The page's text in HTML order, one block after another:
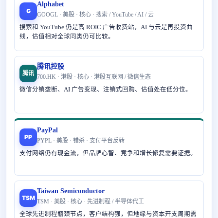
G
Alphabet
GOOGL · 美股 · 核心 · 搜索 / YouTube / AI / 云
搜索和 YouTube 仍是高 ROIC 广告收费站，AI 与云是再投资曲
线，估值相对全球同类仍可比较。
腾讯
腾讯控股
700.HK · 港股 · 核心 · 港股互联网 / 微信生态
微信分销垄断、AI 广告变现、注销式回购、估值处在低分位。
PP
PayPal
PYPL · 美股 · 错杀 · 支付平台反转
支付网络仍有现金流，但品牌心智、竞争和增长修复需要证据。
TSM
Taiwan Semiconductor
TSM · 美股 · 核心 · 先进制程 / 半导体代工
全球先进制程瓶颈节点，客户结构强，但地缘与资本开支周期需